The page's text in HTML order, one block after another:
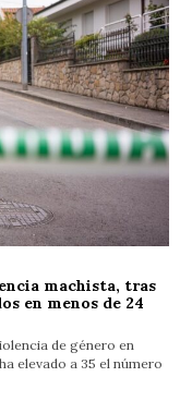
machista, tras
en menos de 24
de género en
elevado a 35 el número